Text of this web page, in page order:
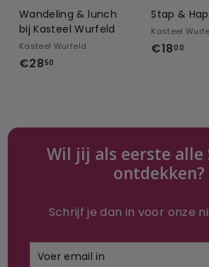
Wandeling & lunch
bij Kasteel Wurfeld
Kasteel Wurfeld
€2850
5
0
Stap &
Kasteel
€18 00
0
Wil jij als eerste alle
ontdekken?
Schrijf je dan in voor onze